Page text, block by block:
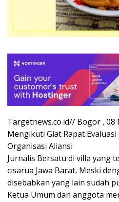
Targetnews.co.id// Bogor , 08
Mengikuti Giat Rapat
Organisasi Aliansi
Jurnalis Bersatu di villa yang
cisarua Jawa Barat, Meski
disebabkan yang lain sudah
Ketua Umum dan anggota